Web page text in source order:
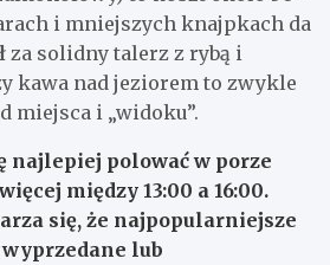
i mniejszych knajpkach da
za solidny talerz z rybą i
kawa nad jeziorem to zwykle
miejsca i „widoku”.
najlepiej polować w porze
między 13:00 a 16:00.
się, że najpopularniejsze
lub